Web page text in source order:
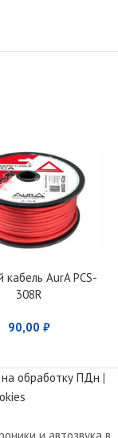
кабель AurA PCS-
308R
90,00 ₽
на обработку ПДн |